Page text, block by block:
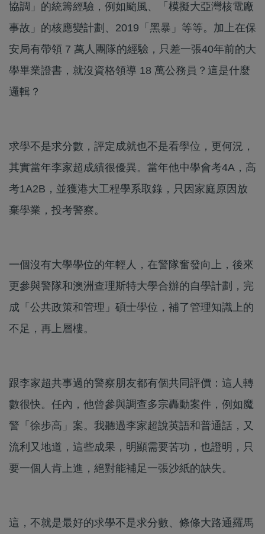
協調」的統籌經驗，例如颱風、「模擬大亞灣核電廠
事故」的核應變計劃、2019「黑暴」等等。加上在保
安局有帶領 7 萬人團隊的經驗，只差一張40年前的大
學畢業證書，就沒資格領導 18 萬公務員？這是什麼
邏輯？
求學不是求分數，評定成就也不是看學位，更何況，
其實當年李家超成績很優異。當年他中學會考4A，高
考1A2B，並獲港大工程學系取錄，只因家庭原因放
棄學業，投考警察。
一個沒有大學學位的年輕人，在警隊奮發向上，後來
更參與警隊和澳洲查理斯特大學合辦的自學計劃，完
成「公共政策和管理」碩士學位，補了管理知識上的
不足，再上層樓。
跟李家超共事過的警察朋友都有個共同評價：這人轉
數很快。任內，他曾參與調查多宗轟動案件，例如魔
警「徐步高」案。我聽過李家超說英語和普通話，又
流利又地道，這些成果，明顯需要苦功，也證明，只
要一個人肯上進，絕對能補足一張沙紙的缺失。
這，不就是最好的求學不是求分數、條條大路通羅馬